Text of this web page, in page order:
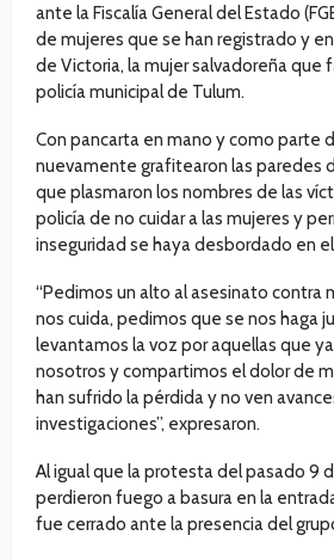
ante la Fiscalía General del Estado
de mujeres que se han registrado y
de Victoria, la mujer salvadoreña que
policía municipal de Tulum.
Con pancarta en mano y como parte
nuevamente grafitearon las paredes
que plasmaron los nombres de las
policía de no cuidar a las mujeres y
inseguridad se haya desbordado en
“Pedimos un alto al asesinato contra
nos cuida, pedimos que se nos haga
levantamos la voz por aquellas que
nosotros y compartimos el dolor de
han sufrido la pérdida y no ven
investigaciones”, expresaron.
Al igual que la protesta del pasado 9
perdieron fuego a basura en la
fue cerrado ante la presencia del